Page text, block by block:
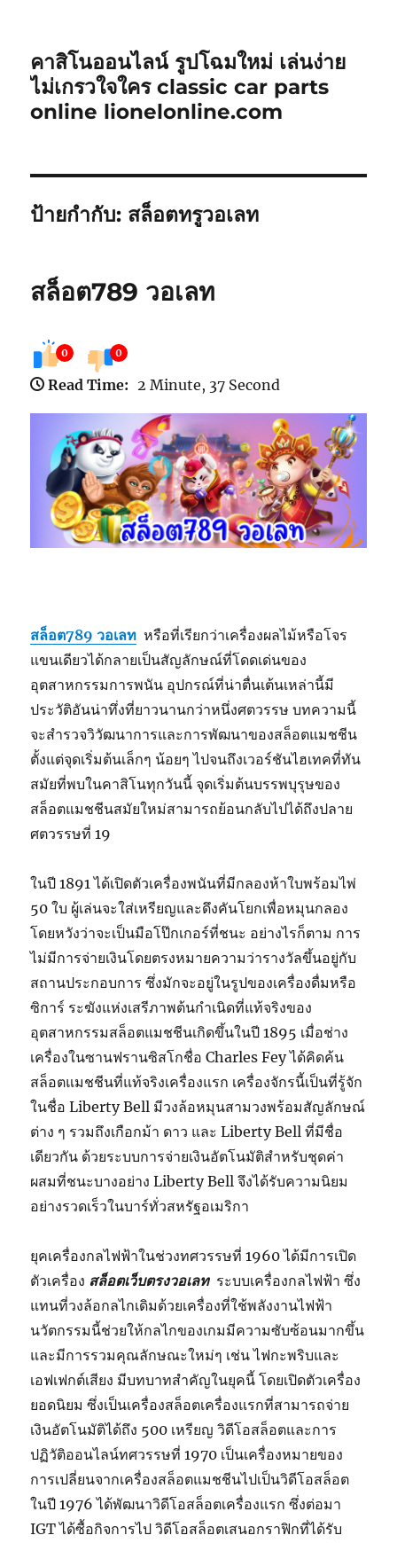
คาสิโนออนไลน์ รูปโฉมใหม่ เล่นง่าย
ไม่เกรวใจใคร classic car parts
online lionelonline.com
ป้ายกำกับ: สล็อตทรูวอเลท
สล็อต789 วอเลท
0 0
Read Time: 2 Minute, 37 Second
สล็อต789 วอเลท หรือที่เรียกว่าเครื่องผลไม้หรือโจร
แขนเดียวได้กลายเป็นสัญลักษณ์ที่โดดเด่นของ
อุตสาหกรรมการพนัน อุปกรณ์ที่น่าตื่นเต้นเหล่านี้มี
ประวัติอันน่าทึ่งที่ยาวนานกว่าหนึ่งศตวรรษ บทความนี้
จะสำรวจวิวัฒนาการและการพัฒนาของสล็อตแมชชีน
ตั้งแต่จุดเริ่มต้นเล็กๆ น้อยๆ ไปจนถึงเวอร์ชันไฮเทคที่ทัน
สมัยที่พบในคาสิโนทุกวันนี้ จุดเริ่มต้นบรรพบุรุษของ
สล็อตแมชชีนสมัยใหม่สามารถย้อนกลับไปได้ถึงปลาย
ศตวรรษที่ 19
ในปี 1891 ได้เปิดตัวเครื่องพนันที่มีกลองห้าใบพร้อมไพ่
50 ใบ ผู้เล่นจะใส่เหรียญและดึงคันโยกเพื่อหมุนกลอง
โดยหวังว่าจะเป็นมือโป๊กเกอร์ที่ชนะ อย่างไรก็ตาม การ
ไม่มีการจ่ายเงินโดยตรงหมายความว่ารางวัลขึ้นอยู่กับ
สถานประกอบการ ซึ่งมักจะอยู่ในรูปของเครื่องดื่มหรือ
ซิการ์ ระฆังแห่งเสรีภาพต้นกำเนิดที่แท้จริงของ
อุตสาหกรรมสล็อตแมชชีนเกิดขึ้นในปี 1895 เมื่อช่าง
เครื่องในซานฟรานซิสโกชื่อ Charles Fey ได้คิดค้น
สล็อตแมชชีนที่แท้จริงเครื่องแรก เครื่องจักรนี้เป็นที่รู้จัก
ในชื่อ Liberty Bell มีวงล้อหมุนสามวงพร้อมสัญลักษณ์
ต่าง ๆ รวมถึงเกือกม้า ดาว และ Liberty Bell ที่มีชื่อ
เดียวกัน ด้วยระบบการจ่ายเงินอัตโนมัติสำหรับชุดค่า
ผสมที่ชนะบางอย่าง Liberty Bell จึงได้รับความนิยม
อย่างรวดเร็วในบาร์ทั่วสหรัฐอเมริกา
ยุคเครื่องกลไฟฟ้าในช่วงทศวรรษที่ 1960 ได้มีการเปิด
ตัวเครื่อง สล็อตเว็บตรงวอเลท ระบบเครื่องกลไฟฟ้า ซึ่ง
แทนที่วงล้อกลไกเดิมด้วยเครื่องที่ใช้พลังงานไฟฟ้า
นวัตกรรมนี้ช่วยให้กลไกของเกมมีความซับซ้อนมากขึ้น
และมีการรวมคุณลักษณะใหม่ๆ เช่น ไฟกะพริบและ
เอฟเฟกต์เสียง มีบทบาทสำคัญในยุคนี้ โดยเปิดตัวเครื่อง
ยอดนิยม ซึ่งเป็นเครื่องสล็อตเครื่องแรกที่สามารถจ่าย
เงินอัตโนมัติได้ถึง 500 เหรียญ วิดีโอสล็อตและการ
ปฏิวัติออนไลน์ทศวรรษที่ 1970 เป็นเครื่องหมายของ
การเปลี่ยนจากเครื่องสล็อตแมชชีนไปเป็นวิดีโอสล็อต
ในปี 1976 ได้พัฒนาวิดีโอสล็อตเครื่องแรก ซึ่งต่อมา
IGT ได้ซื้อกิจการไป วิดีโอสล็อตเสนอกราฟิกที่ได้รับ